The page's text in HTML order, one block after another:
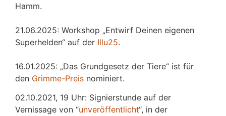
Hamm.
21.06.2025: Workshop „Entwirf Deinen eigenen
Superhelden“ auf der Illu25.
16.01.2025: „Das Grundgesetz der Tiere“ ist für
den Grimme-Preis nominiert.
02.10.2021, 19 Uhr: Signierstunde auf der
Vernissage von “unveröffentlicht“, in der